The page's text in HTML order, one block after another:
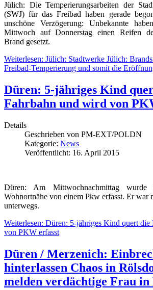
Jülich: Die Temperierungsarbeiten der
(SWJ) für das Freibad haben gerade
unschöne Verzögerung: Unbekannte
Mittwoch auf Donnerstag einen Reifen
Brand gesetzt.
Weiterlesen: Jülich: Stadtwerke Jülich:
Freibad-Temperierung und somit die
Düren: 5-jähriges Kind
Fahrbahn und wird von
Details
Geschrieben von PM-EXT/POLDN
Kategorie: News
Veröffentlicht: 16. April 2015
Düren: Am Mittwochnachmittag
Wohnortnähe von einem Pkw erfasst. Er war
unterwegs.
Weiterlesen: Düren: 5-jähriges Kind quert die
von PKW erfasst
Düren / Merzenich:
hinterlassen Chaos in
melden verdächtige Frau